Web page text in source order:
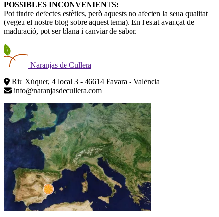
POSSIBLES INCONVENIENTS:
Pot tindre defectes estètics, però aquests no afecten la seua qualitat
(vegeu el nostre blog sobre aquest tema). En l'estat avançat de
maduració, pot ser blana i canviar de sabor.
Naranjas de Cullera
Riu Xúquer, 4 local 3 - 46614 Favara - València
info@naranjasdecullera.com